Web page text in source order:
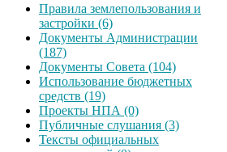
Правила землепользования и
застройки (6)
Документы Администрации
(187)
Документы Совета (104)
Использование бюджетных
средств (19)
Проекты НПА (0)
Публичные слушания (3)
Тексты официальных